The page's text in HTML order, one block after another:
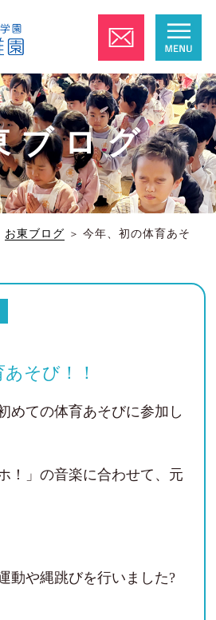
ブログ
お東ブログ ＞ 今年、初の体育あそ
そび！！
めての体育あそびに参加し
！」の音楽に合わせて、元
動や縄跳びを行いました?